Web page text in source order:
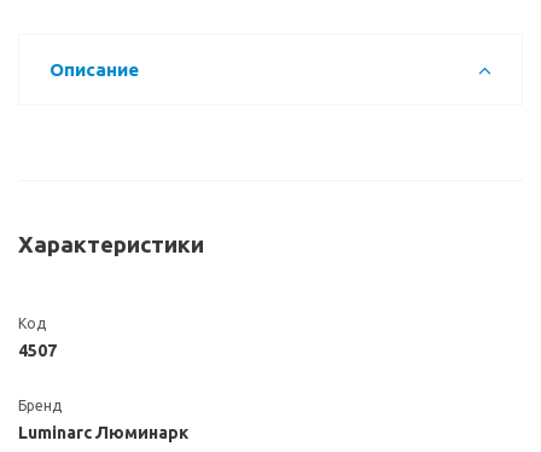
Описание
Характеристики
Код
4507
Бренд
Luminarc Люминарк